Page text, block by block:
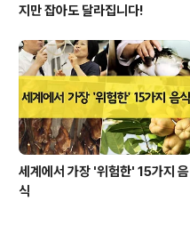
지만 잡아도 달라집니다!
세계에서 가장 '위험한' 15가지 음
식